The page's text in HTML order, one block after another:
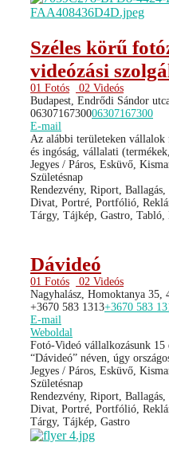
Széles körű
videózási
01 Fotós
02 Videós
Budapest, Endrődi Sándor
0630716730006307167300
E-mail
Az alábbi területeken vállalok
és ingóság, vállalati
Jegyes / Páros, Esküvő,
Születésnap
Rendezvény, Riport, Ballagás,
Divat, Portré, Portfólió,
Tárgy, Tájkép, Gastro,
Dávideó
01 Fotós
02 Videós
Nagyhalász, Homoktanya 35,
+3670 583 1313+3670 583
E-mail
Weboldal
Fotó-Videó vállalkozásunk 15
“Dávideó” néven, úgy
Jegyes / Páros, Esküvő,
Születésnap
Rendezvény, Riport, Ballagás,
Divat, Portré, Portfólió,
Tárgy, Tájkép, Gastro